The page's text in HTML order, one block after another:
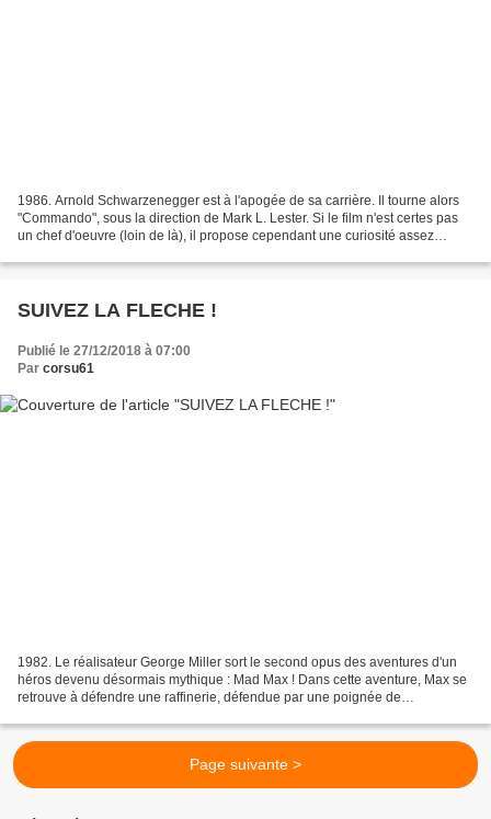
1986. Arnold Schwarzenegger est à l'apogée de sa carrière. Il tourne alors
"Commando", sous la direction de Mark L. Lester. Si le film n'est certes pas
un chef d'oeuvre (loin de là), il propose cependant une curiosité assez
SUIVEZ LA FLECHE !
Publié le 27/12/2018 à 07:00
Par corsu61
1982. Le réalisateur George Miller sort le second opus des aventures d'un
héros devenu désormais mythique : Mad Max ! Dans cette aventure, Max se
retrouve à défendre une raffinerie, défendue par une poignée de
Page suivante >